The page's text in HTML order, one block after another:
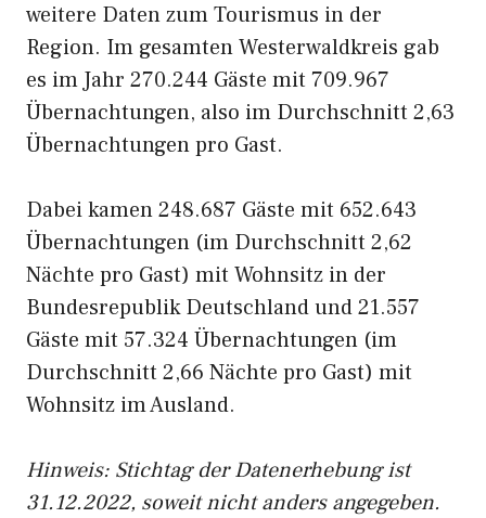
weitere Daten zum Tourismus in der
Region. Im gesamten Westerwaldkreis gab
es im Jahr 270.244 Gäste mit 709.967
Übernachtungen, also im Durchschnitt 2,63
Übernachtungen pro Gast.
Dabei kamen 248.687 Gäste mit 652.643
Übernachtungen (im Durchschnitt 2,62
Nächte pro Gast) mit Wohnsitz in der
Bundesrepublik Deutschland und 21.557
Gäste mit 57.324 Übernachtungen (im
Durchschnitt 2,66 Nächte pro Gast) mit
Wohnsitz im Ausland.
Hinweis: Stichtag der Datenerhebung ist
31.12.2022, soweit nicht anders angegeben.